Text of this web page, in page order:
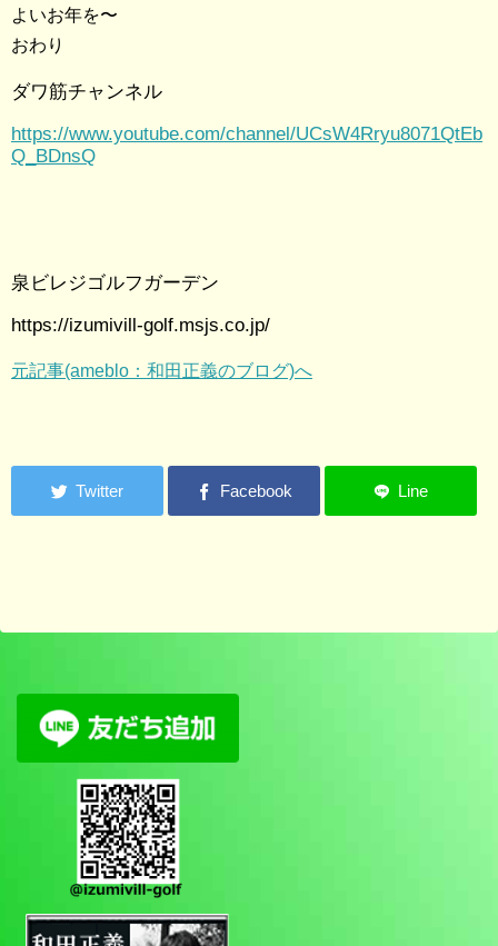
よいお年を〜
おわり
ダワ筋チャンネル
https://www.youtube.com/channel/UCsW4Rryu8071QtEb
Q_BDnsQ
泉ビレジゴルフガーデン
https://izumivill-golf.msjs.co.jp/
元記事(ameblo：和田正義のブログ)へ